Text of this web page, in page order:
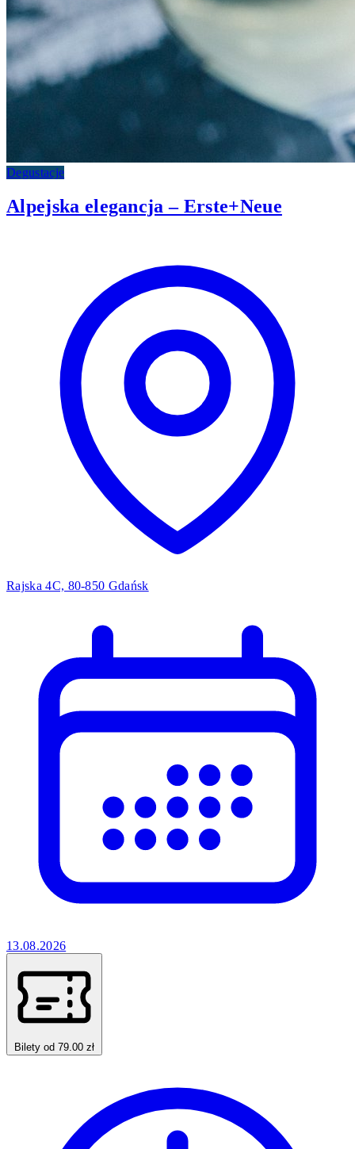
Degustacje
Alpejska elegancja – Erste+Neue
Rajska 4C, 80-850 Gdańsk
13.08.2026
Bilety od 79.00 zł